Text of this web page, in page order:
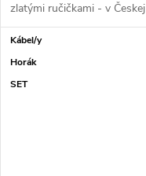
zlatými ručičkami - v Českej
republike....
Kábel/y
Horák
SET